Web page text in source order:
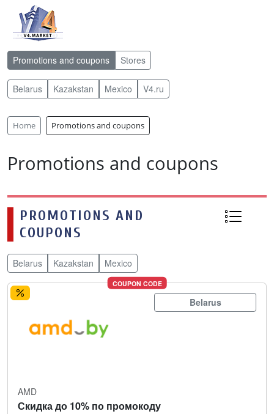
Promotions and coupons Stores
Belarus Kazakstan Mexico V4.ru
Home Promotions and coupons
Promotions and coupons
PROMOTIONS AND
COUPONS
Belarus Kazakstan Mexico
COUPON CODE
Belarus
AMD
Скидка до 10% по промокоду